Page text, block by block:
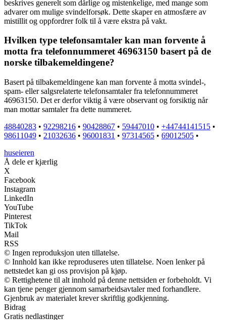
beskrives generelt som dårlige og mistenkelige, med mange som
advarer om mulige svindelforsøk. Dette skaper en atmosfære av
mistillit og oppfordrer folk til å være ekstra på vakt.
Hvilken type telefonsamtaler kan man forvente å
motta fra telefonnummeret 46963150 basert på de
norske tilbakemeldingene?
Basert på tilbakemeldingene kan man forvente å motta svindel-,
spam- eller salgsrelaterte telefonsamtaler fra telefonnummeret
46963150. Det er derfor viktig å være observant og forsiktig når
man mottar samtaler fra dette nummeret.
48840283 • 92298216 • 90428867 • 59447010 • +44744141515 •
98611049 • 21032636 • 96001831 • 97314565 • 69012505 •
huseieren
Å dele er kjærlig
X
Facebook
Instagram
LinkedIn
YouTube
Pinterest
TikTok
Mail
RSS
© Ingen reproduksjon uten tillatelse.
© Innhold kan ikke reproduseres uten tillatelse. Noen lenker på
nettstedet kan gi oss provisjon på kjøp.
© Rettighetene til alt innhold på denne nettsiden er forbeholdt. Vi
kan tjene penger gjennom samarbeidsavtaler med forhandlere.
Gjenbruk av materialet krever skriftlig godkjenning.
Bidrag
Gratis nedlastinger